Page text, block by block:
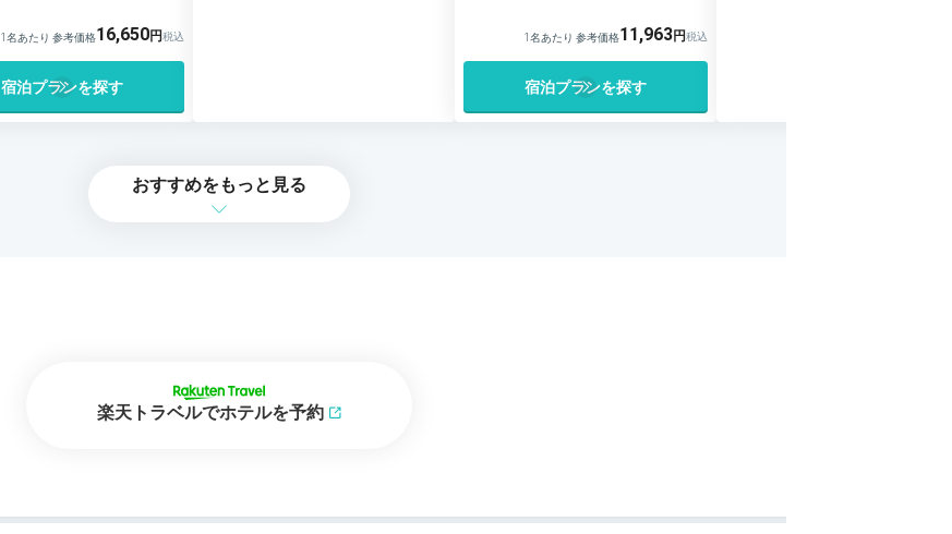
1名あたり 参考価格16,650
宿泊プランを探す
1名あたり 参考価格11,963
宿泊プランを探す
おすすめをもっと見る
楽天トラベルでホテルを予約